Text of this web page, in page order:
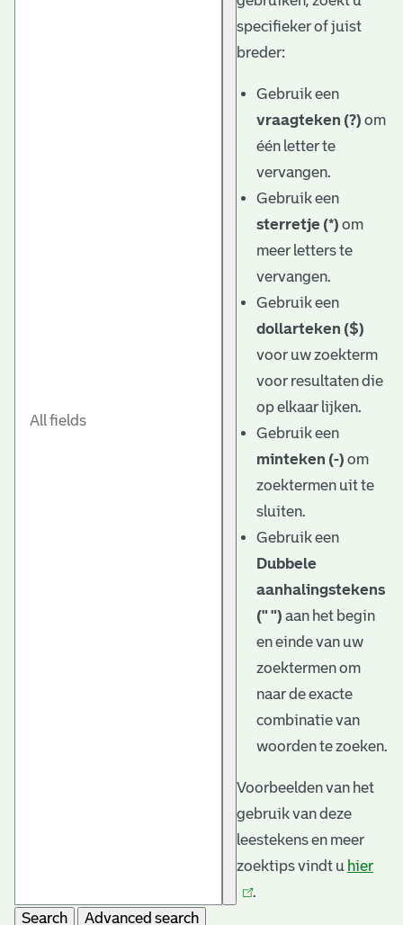
specifieker of juist
breder:
Gebruik een
vraagteken (?) om
één letter te
vervangen.
Gebruik een
sterretje (*) om
meer letters te
vervangen.
Gebruik een
dollarteken ($)
voor uw zoekterm
voor resultaten die
op elkaar lijken.
Gebruik een
minteken (-) om
zoektermen uit te
sluiten.
Gebruik een
Dubbele
aanhalingstekens
(" ") aan het begin
en einde van uw
zoektermen om
naar de exacte
combinatie van
woorden te zoeken.
Voorbeelden van het
gebruik van deze
leestekens en meer
zoektips vindt u hier
.
Search
Advanced search